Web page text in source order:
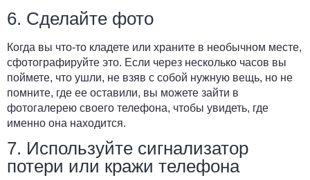
6. Сделайте фото
Когда вы что-то кладете или храните в необычном месте,
сфотографируйте это. Если через несколько часов вы
поймете, что ушли, не взяв с собой нужную вещь, но не
помните, где ее оставили, вы можете зайти в
фотогалерею своего телефона, чтобы увидеть, где
именно она находится.
7. Используйте сигнализатор
потери или кражи телефона